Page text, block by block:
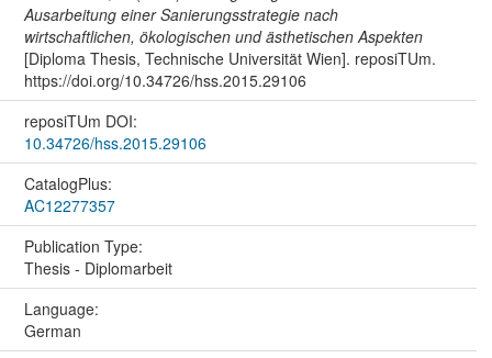
Ausarbeitung einer Sanierungsstrategie nach
wirtschaftlichen, ökologischen und ästhetischen Aspekten
[Diploma Thesis, Technische Universität Wien]. reposiTUm.
https://doi.org/10.34726/hss.2015.29106
reposiTUm DOI:
10.34726/hss.2015.29106
CatalogPlus:
AC12277357
Publication Type:
Thesis - Diplomarbeit
Language:
German